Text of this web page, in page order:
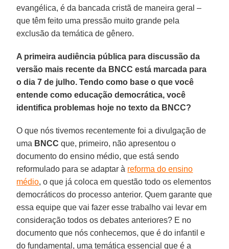
evangélica, é da bancada cristã de maneira geral –
que têm feito uma pressão muito grande pela
exclusão da temática de gênero.
A primeira audiência pública para discussão da
versão mais recente da BNCC está marcada para
o dia 7 de julho. Tendo como base o que você
entende como educação democrática, você
identifica problemas hoje no texto da BNCC?
O que nós tivemos recentemente foi a divulgação de
uma BNCC que, primeiro, não apresentou o
documento do ensino médio, que está sendo
reformulado para se adaptar à reforma do ensino
médio, o que já coloca em questão todo os elementos
democráticos do processo anterior. Quem garante que
essa equipe que vai fazer esse trabalho vai levar em
consideração todos os debates anteriores? E no
documento que nós conhecemos, que é do infantil e
do fundamental, uma temática essencial que é a